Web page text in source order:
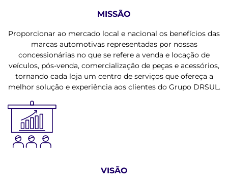
MISSÃO
Proporcionar ao mercado local e nacional os benefícios das
marcas automotivas representadas por nossas
concessionárias no que se refere a venda e locação de
veículos, pós-venda, comercialização de peças e acessórios,
tornando cada loja um centro de serviços que ofereça a
melhor solução e experiência aos clientes do Grupo DRSUL.
VISÃO